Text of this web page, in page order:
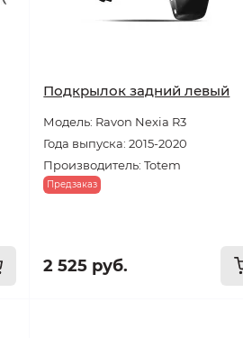
Подкрылок задний левый
Модель: Ravon Nexia R3
Года выпуска: 2015-2020
Производитель: Totem
Предзаказ
2 525 руб.